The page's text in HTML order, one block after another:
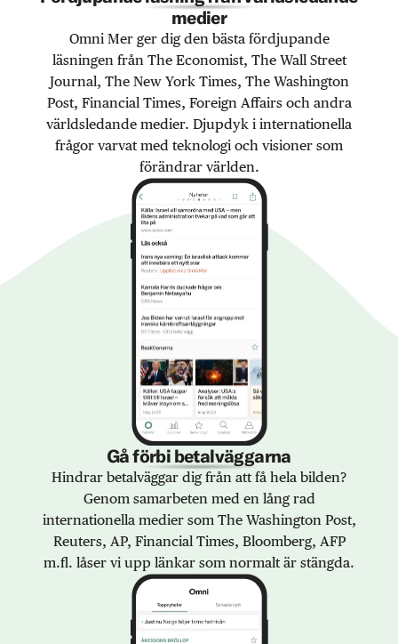
medier
Omni Mer ger dig den bästa fördjupande
läsningen från The Economist, The Wall Street
Journal, The New York Times, The Washington
Post, Financial Times, Foreign Affairs och andra
världsledande medier. Djupdyk i internationella
frågor varvat med teknologi och visioner som
förändrar världen.
Gå förbi betalväggarna
Hindrar betalväggar dig från att få hela bilden?
Genom samarbeten med en lång rad
internationella medier som The Washington Post,
Reuters, AP, Financial Times, Bloomberg, AFP
m.fl. låser vi upp länkar som normalt är stängda.